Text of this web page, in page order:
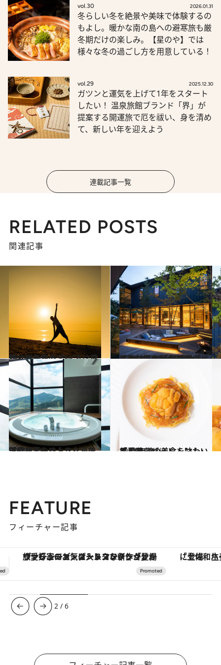
vol.30 2026.01.31
冬らしい冬を絶景や美味で体験するの
もよし。暖かな南の島への避寒旅も厳
冬期だけの楽しみ。【星のや】では
様々な冬の過ごし方を用意している！
vol.29 2025.12.30
ガツンと運気を上げて1年をスタート
したい！ 温泉旅館ブランド「界」が
提案する開運旅で厄を祓い、身を清め
て、新しい年を迎えよう
連載記事一覧
RELATED POSTS
関連記事
2021.9.30
今こそ免疫力アップ！ 星野リゾートの“ウェルネス旅”
旅＆お出かけ 2021.10.31
感染対策も万全！ 安心して楽しめる 「星野リゾート BEB」 ルーズでカジュアルな滞在型ホテルへ
旅＆お出かけ
2021.8.29
「リゾナーレトマム」で 天空に暮らすような滞在体験を
旅＆お出かけ 2021.8.28
「星野リゾート トマム」で 北海道の美食を味わい尽くす！
旅＆お出かけ
FEATURE
フィーチャー記事
「土佐和ハーブかき氷」がOMO7高知に登場！生姜、山椒、大葉など目にも舌にも涼を呼ぶ郷土の味 【夏限定ディナーコース】旬を
3 /6